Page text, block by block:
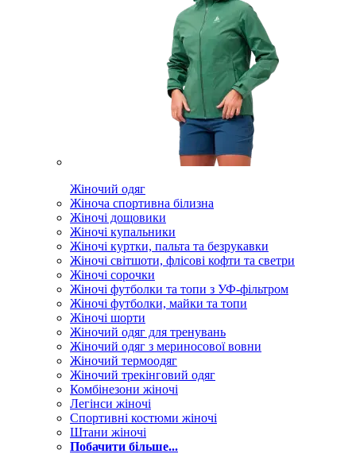
Жіночий одяг
Жіноча спортивна білизна
Жіночі дощовики
Жіночі купальники
Жіночі куртки, пальта та безрукавки
Жіночі світшоти, флісові кофти та светри
Жіночі сорочки
Жіночі футболки та топи з УФ-фільтром
Жіночі футболки, майки та топи
Жіночі шорти
Жіночий одяг для тренувань
Жіночий одяг з мериносової вовни
Жіночий термоодяг
Жіночий трекінговий одяг
Комбінезони жіночі
Легінси жіночі
Спортивні костюми жіночі
Штани жіночі
Побачити більше...